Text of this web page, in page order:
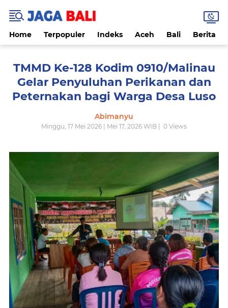
Home Terpopuler Indeks Aceh Bali Berita
TMMD Ke-128 Kodim 0910/Malinau
Gelar Penyuluhan Perikanan dan
Peternakan bagi Warga Desa Luso
Abimanyu
Minggu, 17 Mei 2026 | Mei 17, 2026 WIB | 0 Views